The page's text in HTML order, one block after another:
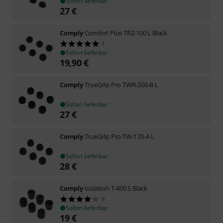
27€
Comply Comfort Plus TRZ-100 L Black
1
Sofort lieferbar
19,90€
ComplyTrueGrip Pro TWR-200-B L
Sofort lieferbar
27€
ComplyTrueGrip Pro TW-170-A L
Sofort lieferbar
28€
Comply Isolation T-400 S Black
9
Sofort lieferbar
19€